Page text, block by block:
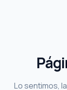
Lo sentimos,